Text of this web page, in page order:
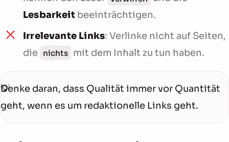
Lesbarkeitbeeinträchtigen.
Irrelevante Links: Verlinke nicht auf Seiten,
die nichts mit dem Inhalt zu tun haben.
Denke daran, dass Qualität immer vor Quantität
geht, wenn es um redaktionelle Links geht.